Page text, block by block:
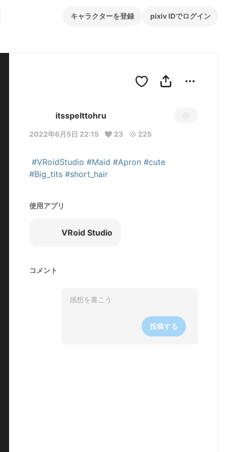
キャラクターを登録 pixiv IDでログイン
itsspelttohru
2022年6月5日 22:15 23 225
#VRoidStudio #Maid #Apron #cute
#Big_tits #short_hair
使用アプリ
VRoid Studio
コメント
投稿する